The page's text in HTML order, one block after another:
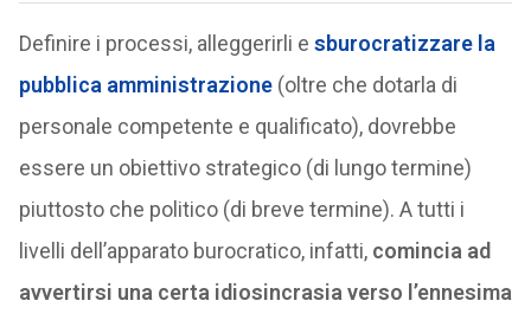
Definire i processi, alleggerirli e sburocratizzare la
pubblica amministrazione(oltre che dotarla di
personale competente e qualificato), dovrebbe
essere un obiettivo strategico (di lungo termine)
piuttosto che politico (di breve termine). A tutti i
livelli dell’apparato burocratico, infatti, comincia ad
avvertirsi una certa idiosincrasia verso l’ennesima